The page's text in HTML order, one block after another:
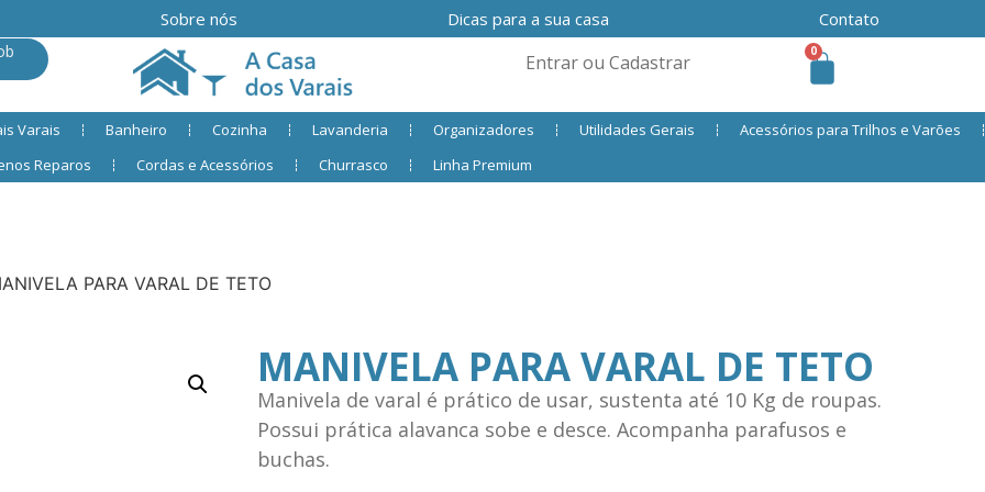
Sobre nós Dicas para a sua casa Contato
Entrar ou Cadastrar 0
Varais Banheiro Cozinha Lavanderia Organizadores Utilidades Gerais
Acessórios para Trilhos e Varões
Reparos
Cordas e Acessórios Churrasco Linha Premium
PARA VARAL DE TETO
MANIVELA PARA VARAL DE TETO
Manivela de varal é prático de usar, sustenta até 10 Kg de roupas.
Possui prática alavanca sobe e desce. Acompanha parafusos e
buchas.